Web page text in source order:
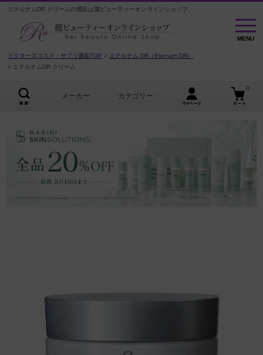
エテルナムDR クリームの通販は麗ビューティーオンラインショップ
MENU
MENU
ドクターズコスメ・サプリ通販TOP
エテルナム DR（Eternam DR）
エテルナムDR クリーム
メーカー カテゴリー
0